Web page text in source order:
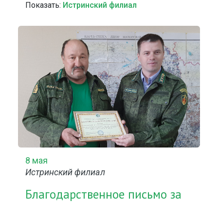
Показать: Истринский филиал
8 мая
Истринский филиал
Благодарственное письмо за